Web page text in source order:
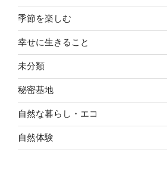
季節を楽しむ
幸せに生きること
未分類
秘密基地
自然な暮らし・エコ
自然体験